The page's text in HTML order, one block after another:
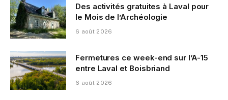
Des activités gratuites à Laval pour
le Mois de l’Archéologie
6 août 2026
Fermetures ce week-end sur l’A-15
entre Laval et Boisbriand
6 août 2026